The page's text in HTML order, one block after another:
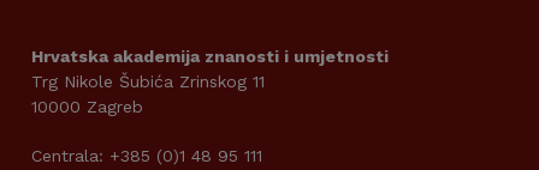
Hrvatska akademija znanosti i umjetnosti
Trg Nikole Šubića Zrinskog 11
10000 Zagreb
Centrala: +385 (0)1 48 95 111